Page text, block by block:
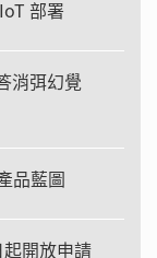
部署
消弭幻覺
品藍圖
開放申請